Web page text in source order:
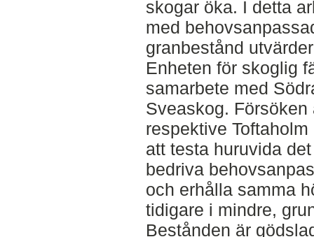
skogar öka. I detta
med
granbestånd
Enheten för skoglig
samarbete med
Sveaskog.
respektive
att testa huruvida
bedriva
och erhålla samma
tidigare i mindre,
Bestånden är